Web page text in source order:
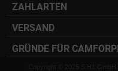
ZAHLARTEN
VERSAND
GRÜNDE FÜR
Copyright © 2025 S.H1